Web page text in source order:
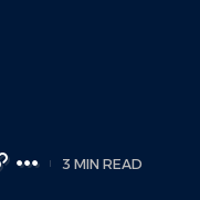
3 MIN READ